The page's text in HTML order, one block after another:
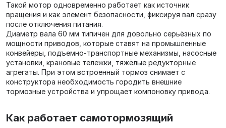
Такой мотор одновременно работает как источник
вращения и как элемент безопасности, фиксируя вал сразу
после отключения питания.
Диаметр вала 60 мм типичен для довольно серьёзных по
мощности приводов, которые ставят на промышленные
конвейеры, подъемно‑транспортные механизмы, насосные
установки, крановые тележки, тяжёлые редукторные
агрегаты. При этом встроенный тормоз снимает с
конструктора необходимость городить внешние
тормозные устройства и упрощает компоновку привода.
Как работает самотормозящий